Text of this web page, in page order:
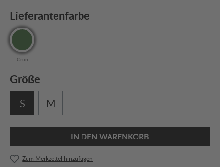
Lieferantenfarbe
Grün
Größe
S M
IN DEN WARENKORB
Zum Merkzettel hinzufügen